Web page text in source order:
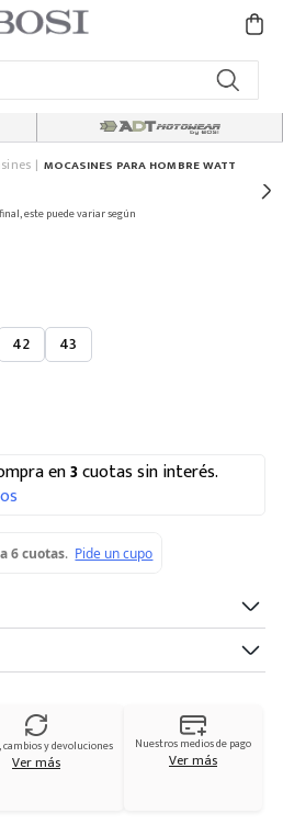
MOCASINES PARA HOMBRE WATT
este puede variar según
42 43
en3cuotas sin interés.
cambios y devoluciones
Ver más
Nuestros medios de pago
Ver más